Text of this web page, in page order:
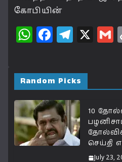
கோபியின்
W
s
A
p
p
F
e
b
o
o
k
T
g
ra
m
X
Random Picks
10
செய்தி
July 23,